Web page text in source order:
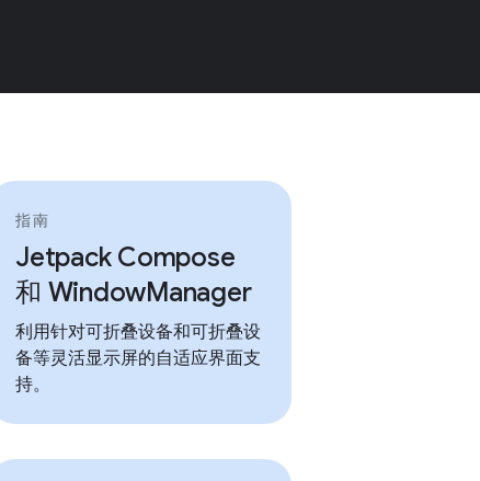
指南
Jetpack Compose
和 WindowManager
利用针对可折叠设备和可折叠设
备等灵活显示屏的自适应界面支
持。